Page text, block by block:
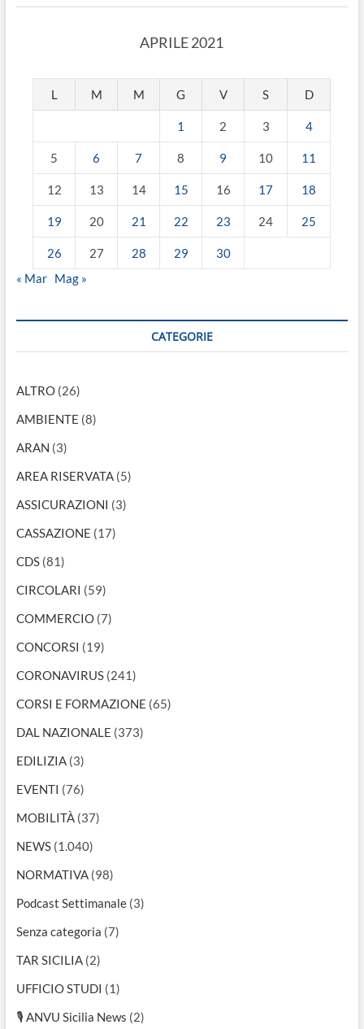
APRILE 2021
L M M G V S D
1 2 3 4
5 6 7 8 9 10 11
12 13 14 15 16 17 18
19 20 21 22 23 24 25
26 27 28 29
30
« Mar Mag »
CATEGORIE
ALTRO(26)
AMBIENTE (8)
ARAN (3)
AREA RISERVATA(5)
ASSICURAZIONI (3)
CASSAZIONE (17)
CDS(81)
CIRCOLARI (59)
COMMERCIO(7)
CONCORSI (19)
CORONAVIRUS(241)
CORSI E FORMAZIONE (65)
DAL NAZIONALE (373)
EDILIZIA(3)
EVENTI (76)
MOBILITÀ(37)
NEWS(1.040)
NORMATIVA(98)
Podcast Settimanale(3)
Senza categoria (7)
TAR SICILIA(2)
UFFICIO STUDI (1)
🎙 ANVU Sicilia News (2)